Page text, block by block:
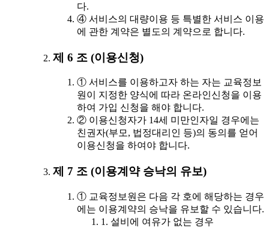
다.
④ 서비스의 대량이용 등 특별한 서비스 이용
에 관한 계약은 별도의 계약으로 합니다.
제 6 조 (이용신청)
① 서비스를 이용하고자 하는 자는 교육정보
원이 지정한 양식에 따라 온라인신청을 이용
하여 가입 신청을 해야 합니다.
② 이용신청자가 14세 미만인자일 경우에는
친권자(부모, 법정대리인 등)의 동의를 얻어
이용신청을 하여야 합니다.
제 7 조 (이용계약 승낙의 유보)
① 교육정보원은 다음 각 호에 해당하는 경우
에는 이용계약의 승낙을 유보할 수 있습니다.
1. 설비에 여유가 없는 경우